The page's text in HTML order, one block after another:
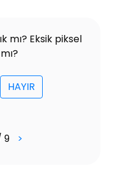
mı? Eksik piksel
HAYIR
9 >